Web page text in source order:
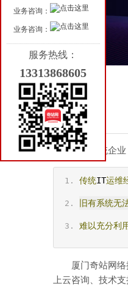
很多传统企业，
传统IT运维
旧有系统无
难以充分利
厦门奇站网络拥
上云咨询、技术支
业务咨询：
业务咨询：
服务热线：
13313868605